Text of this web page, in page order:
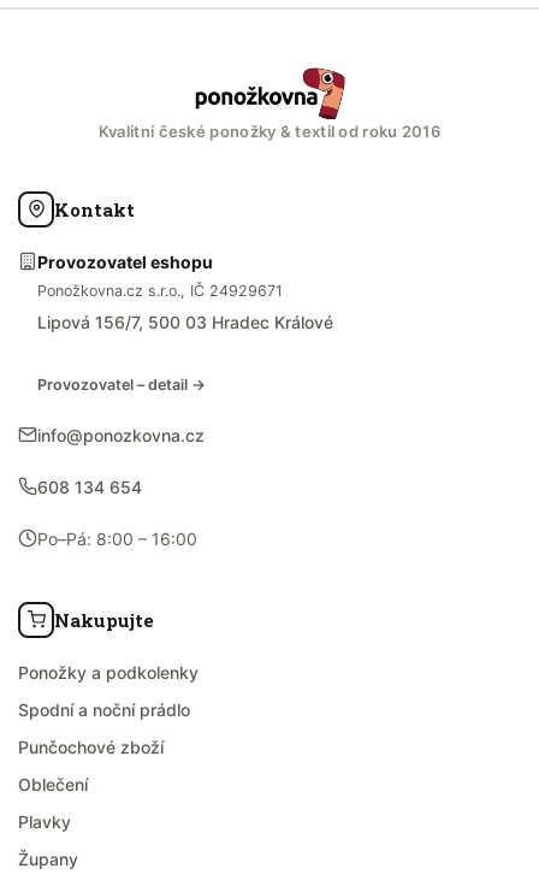
Kvalitní české ponožky & textil od roku 2016
Kontakt
Provozovatel eshopu
Ponožkovna.cz s.r.o., IČ 24929671
Lipová 156/7, 500 03 Hradec Králové
Provozovatel – detail →
info@ponozkovna.cz
608 134 654
Po–Pá: 8:00 – 16:00
Nakupujte
Ponožky a podkolenky
Spodní a noční prádlo
Punčochové zboží
Oblečení
Plavky
Župany